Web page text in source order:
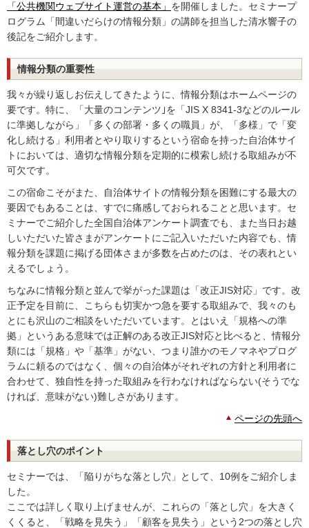
「公共機関ウェブサイト運営の基本」 を開催しました。セミナープ
ログラム「間違いだらけの情報分類」の講師を担当した清水響子の
後記をご紹介します。
情報分類の重要性
我々が繰り返しお伝えしてきたように、情報分類はホームページの
要です。特に、「大量のコンテンツ｣を「JIS X 8341-3などのルール
に準拠しながら」「多くの部署・多くの職員」が、「多様」で「変
化し続ける」利用者とやり取りするという宿命を持った自治体サイ
トにおいては、適切な情報分類を定期的に模索し続ける取組みが不
可欠です。
この宿命こそがまた、自治体サイトの情報分類を困難にする最大の
要因でもあることは、すでに痛感しておられることと思います。セ
ミナーでご紹介した全国自治体アンケート調査でも、また当日お越
しいただいた皆さまがアンケートにご記入いただいた内容でも、情
報分類を課題に掲げる団体さまが多数を占めたのは、その表れとい
えるでしょう。
ちなみに情報分類と並んで挙がった課題は「改正JIS対応」です。改
正予定を目前に、こちらも切実かつ急を要する取組みで、我々のも
とにも沢山のご相談をいただいています。とはいえ「規格への準
拠」というある意味では正解のある改正JIS対応と比べると、情報分
類には「規格」や「基準」がない、つまり誰かのモノマネやプログ
ラムに頼るのではなく、個々の自治体がそれぞれの方針と利用者に
合わせて、独自性を持った取組みを行わなければならない(そうでな
ければ、意味がない)難しさがあります。
ページの先頭へ
落とし穴のポイント
セミナーでは、「陥りがちな落とし穴」として、10例をご紹介しま
した。
ここでは詳しく取り上げませんが、これらの「落とし穴」を大きく
くくると、「戦略を見失う」「顧客を見失う」という2つの落とし穴